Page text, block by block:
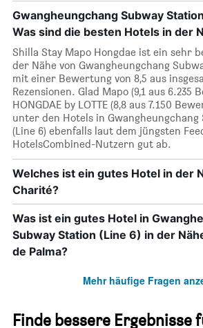
Gwangheungchang Subway
Was sind die besten Hotels in der
Shilla Stay Mapo Hongdae ist ein sehr
der Nähe von Gwangheungchang
mit einer Bewertung von 8,5 aus
Rezensionen. Glad Mapo (9,1 aus 6.235
HONGDAE by LOTTE (8,8 aus 7.150
unter den Hotels in Gwangheungchang
(Line 6) ebenfalls laut dem jüngsten
HotelsCombined-Nutzern gut ab.
Welches ist ein gutes Hotel in der
Charité?
Was ist ein gutes Hotel in
Subway Station (Line 6) in der
de Palma?
Mehr häufige Fragen
Finde bessere Ergebnisse